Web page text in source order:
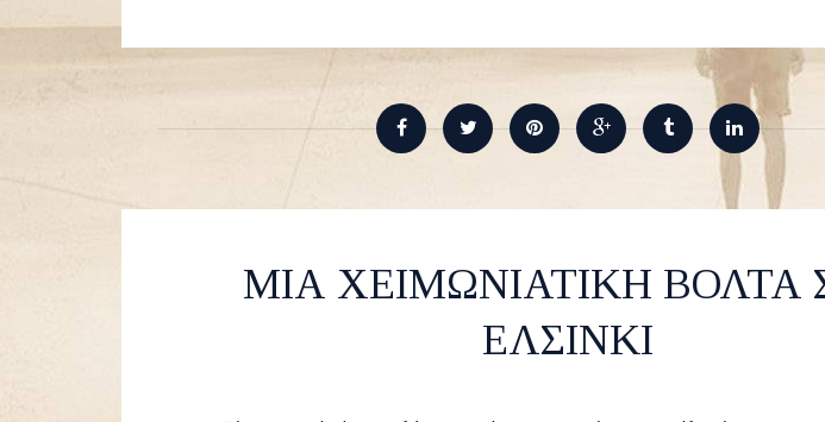
ΜΙΑ ΧΕΙΜΩΝΙΑΤΙΚΗ ΒΟΛΤΑ
ΕΛΣΙΝΚΙ
Runvel 16 March 2015 Europe A , Travel